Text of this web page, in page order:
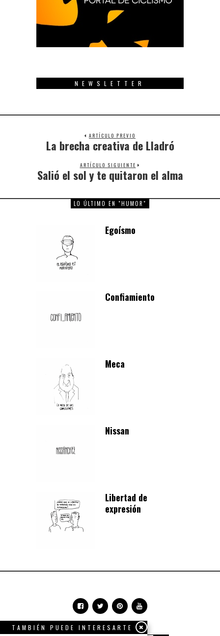
NEWSLETTER
ARTÍCULO PREVIO
Previous
La brecha creativa de Lladró
ARTÍCULO SIGUIENTE
Next
post:
Salió el sol y te quitaron el alma
LO ÚLTIMO EN "HUMOR"
Egoísmo
Confiamiento
Meca
Nissan
Libertad de
expresión
TAMBIÉN PUEDE INTERESARTE